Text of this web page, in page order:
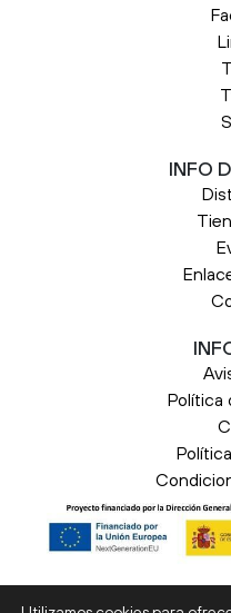
INFO
Política
© 2026